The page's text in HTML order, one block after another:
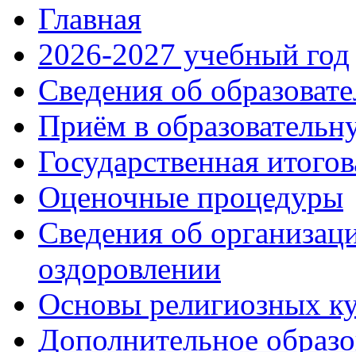
Главная
2026-2027 учебный год
Сведения об
Приём в
Государственная
Оценочные процедуры
Сведения об
оздоровлении
Основы религиозных
Дополнительное